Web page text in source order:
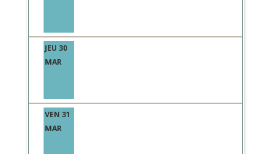
JEU 30
MAR
VEN 31
MAR